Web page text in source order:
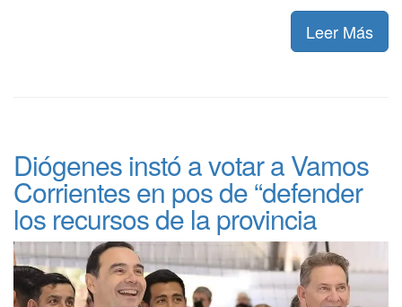
Leer Más
Diógenes instó a votar a Vamos
Corrientes en pos de “defender
los recursos de la provincia